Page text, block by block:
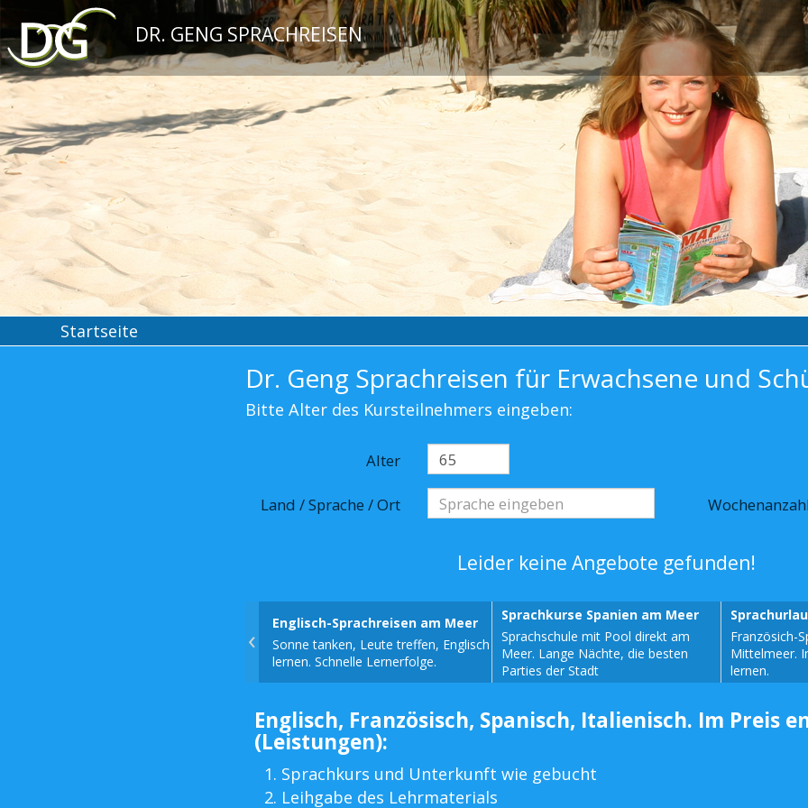
DR. GENG SPRACHREISEN
Startseite
Dr. Geng Sprachreisen für Erwachsene und
Bitte Alter des Kursteilnehmers eingeben:
Alter
Land / Sprache / Ort Wochenanzahl
Leider keine Angebote gefunden!
Englisch-Sprachreisen am Meer
Sonne tanken, Leute treffen, Englisch
lernen. Schnelle Lernerfolge.
Sprachkurse Spanien am Meer
Sprachschule mit Pool direkt am
Meer. Lange Nächte, die besten
Parties der Stadt
Französich-
Mittelmeer.
lernen.
‹
Englisch, Französisch, Spanisch, Italienisch. Im Preis
(Leistungen):
Sprachkurs und Unterkunft wie gebucht
Leihgabe des Lehrmaterials